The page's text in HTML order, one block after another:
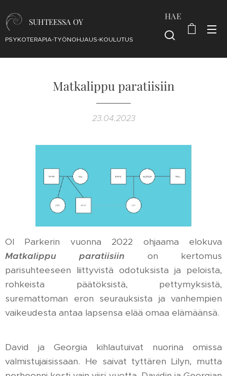
SUHTEESSA OY
PSYKOTERAPIA-TYÖNOHJAUS-KOULUTUS
HAE
Matkalippu paratiisiin
23.04.2023
Ol Parkerin vuonna 2022 ohjaama elokuva
Matkalippu paratiisiin
on kertomus
parisuhteeseen liittyvistä odotuksista ja peloista,
rohkeista päätöksistä, pettymyksistä,
suremattoman eron seurauksista ja vanhempien
vaikeudesta antaa lapsensa elää omaa elämäänsä.
David ja Georgia kihlautuivat nuorina omissa
valmistujaisissaan. He saivat tyttären Lilyn, mutta